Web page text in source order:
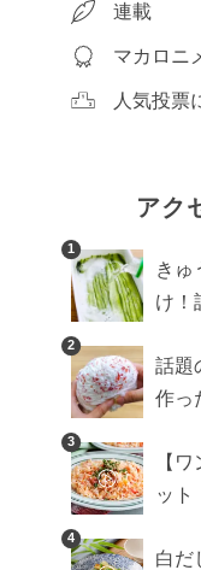
連載
マカロニ
人気投票
アク
1
きゅ
け！
2
話題
作っ
3
【
ット
4
白だ